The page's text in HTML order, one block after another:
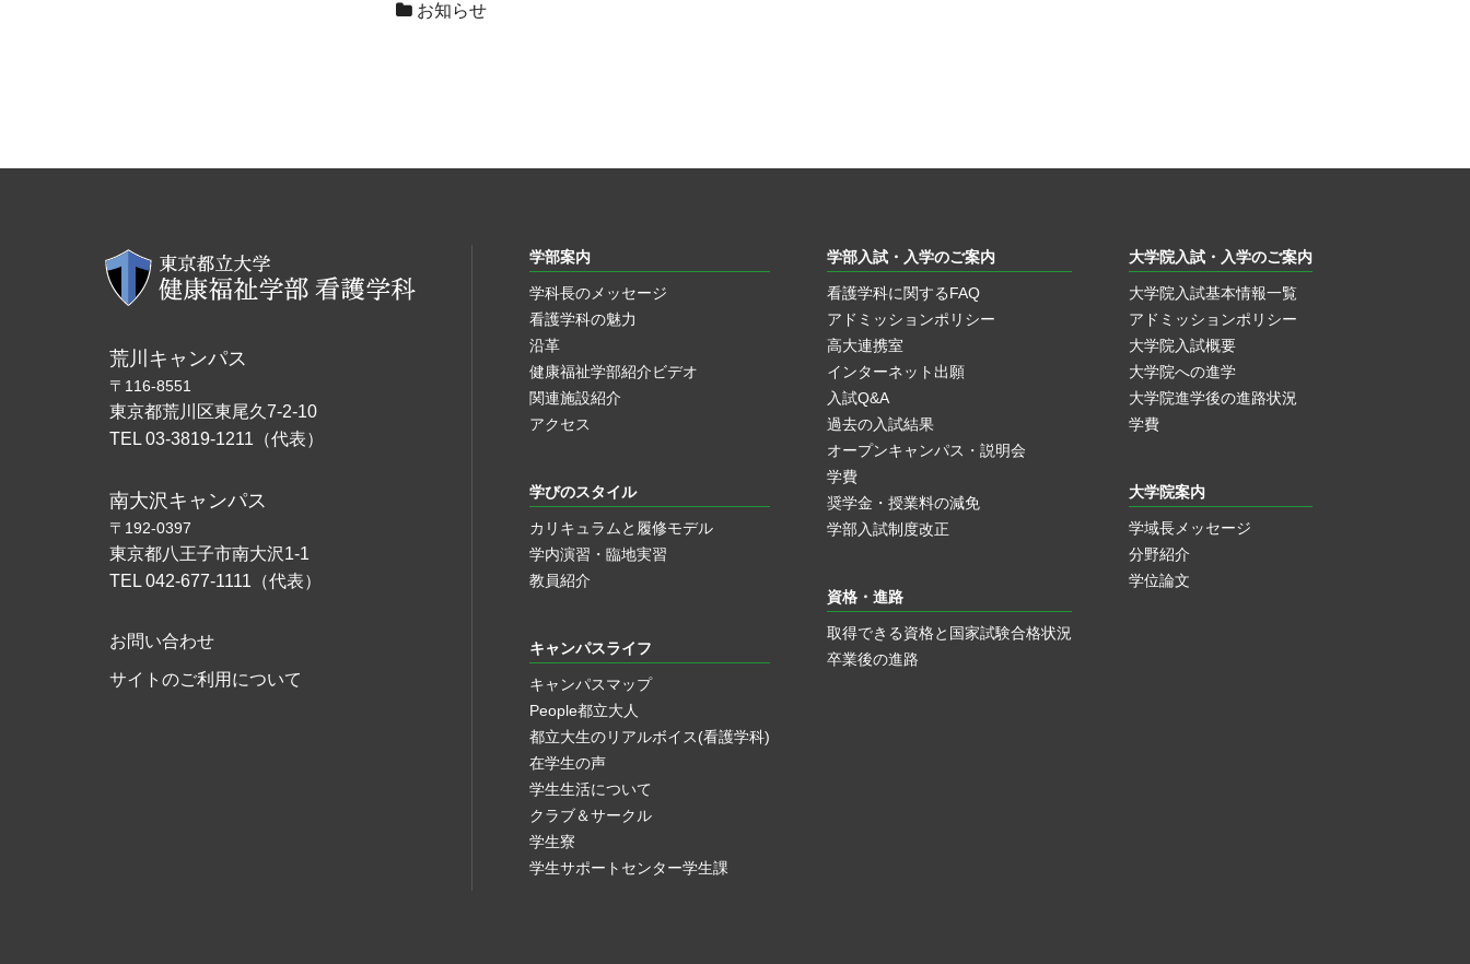
お知らせ
荒川キャンパス
〒116-8551
東京都荒川区東尾久7-2-10
TEL 03-3819-1211（代表）
南大沢キャンパス
〒192-0397
東京都八王子市南大沢1-1
TEL 042-677-1111（代表）
お問い合わせ
サイトのご利用について
学部案内
学科長のメッセージ
看護学科の魅力
沿革
健康福祉学部紹介ビデオ
関連施設紹介
アクセス
学びのスタイル
カリキュラムと履修モデル
学内演習・臨地実習
教員紹介
キャンパスライフ
キャンパスマップ
People都立大人
都立大生のリアルボイス(看護学科)
在学生の声
学生生活について
クラブ＆サークル
学生寮
学生サポートセンター学生課
学部入試・入学のご案内
看護学科に関するFAQ
アドミッションポリシー
高大連携室
インターネット出願
入試Q&A
過去の入試結果
オープンキャンパス・説明会
学費
奨学金・授業料の減免
学部入試制度改正
資格・進路
取得できる資格と国家試験合格状況
卒業後の進路
大学院入試・入学のご案内
大学院入試基本情報一覧
アドミッションポリシー
大学院入試概要
大学院への進学
大学院進学後の進路状況
学費
大学院案内
学域長メッセージ
分野紹介
学位論文